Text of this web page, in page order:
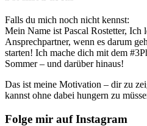
Falls du mich noch nicht kennst:
Mein Name ist Pascal Rostetter, Ich
Ansprechpartner, wenn es darum
starten! Ich mache dich mit dem
Sommer – und darüber hinaus!
Das ist meine Motivation – dir zu
kannst ohne dabei hungern zu
Folge mir auf Instagram